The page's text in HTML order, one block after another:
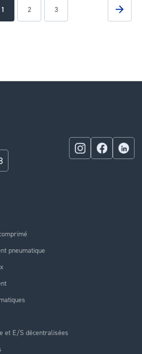
You're
1 Page
2 Page
3 Page
pneumatique
et E/S décentralisées